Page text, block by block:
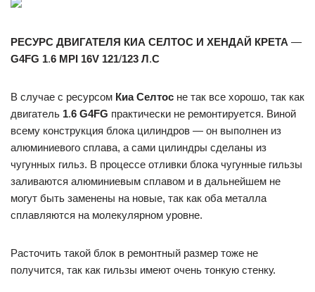
РЕСУРС ДВИГАТЕЛЯ КИА СЕЛТОС И ХЕНДАЙ КРЕТА —
G4FG 1.6 MPI 16V 121/123 Л.С
В случае с ресурсом Киа Селтос не так все хорошо, так как
двигатель 1.6 G4FG практически не ремонтируется. Виной
всему конструкция блока цилиндров — он выполнен из
алюминиевого сплава, а сами цилиндры сделаны из
чугунных гильз. В процессе отливки блока чугунные гильзы
заливаются алюминиевым сплавом и в дальнейшем не
могут быть заменены на новые, так как оба металла
сплавляются на молекулярном уровне.
Расточить такой блок в ремонтный размер тоже не
получится, так как гильзы имеют очень тонкую стенку.